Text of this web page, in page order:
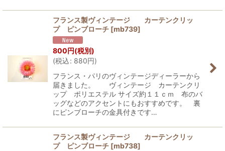
フランス製ヴィンテージ カーテンクリッ
プ ピンブローチ [mb739]
800円(税別)
(税込: 880円)
フランス・パリのヴィンテージディーラーから
届きました。 ヴィンテージ カーテンクリ
ップ ポリエステル サイズ約１１ｃｍ 布のバ
ッグなどのアクセントにもおすすめです。 裏
にピンブローチの金具付きです…
フランス製ヴィンテージ カーテンクリッ
プ ピンブローチ [mb738]